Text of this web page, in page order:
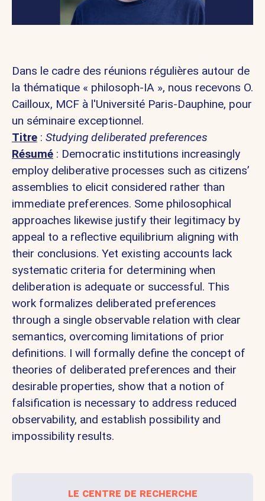
Dans le cadre des réunions régulières autour de
la thématique « philosoph-IA », nous recevons O.
Cailloux, MCF à l'Université Paris-Dauphine, pour
un séminaire exceptionnel.
Titre : Studying deliberated preferences
Résumé : Democratic institutions increasingly
employ deliberative processes such as citizens’
assemblies to elicit considered rather than
immediate preferences. Some philosophical
approaches likewise justify their legitimacy by
appeal to a reflective equilibrium aligning with
their conclusions. Yet existing accounts lack
systematic criteria for determining when
deliberation is adequate or successful. This
work formalizes deliberated preferences
through a single observable relation with clear
semantics, overcoming limitations of prior
definitions. I will formally define the concept of
theories of deliberated preferences and their
desirable properties, show that a notion of
falsification is necessary to address reduced
observability, and establish possibility and
impossibility results.
le centre de recherche